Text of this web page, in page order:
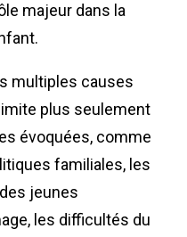
majeur dans la
multiples causes
plus seulement
évoquées, comme
familiales, les
jeunes
les difficultés du